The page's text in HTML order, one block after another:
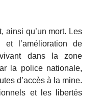
ainsi qu’un mort. Les
et l’amélioration de
dans la zone
la police nationale,
d’accès à la mine.
et les libertés